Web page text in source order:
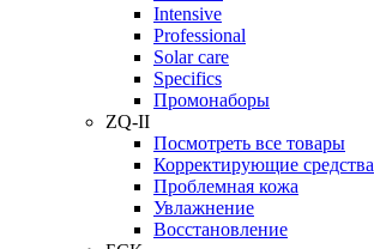
Intensive
Professional
Solar care
Specifics
Промонаборы
ZQ-II
Посмотреть все товары
Корректирующие средства
Проблемная кожа
Увлажнение
Восстановление